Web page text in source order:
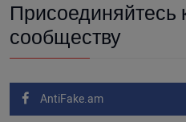
Присоединяйтесь
сообществу
AntiFake.am